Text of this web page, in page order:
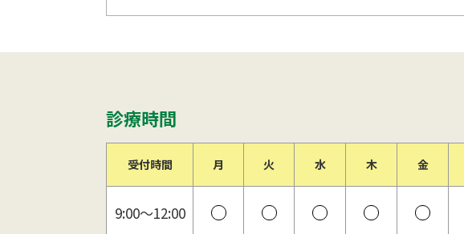
診療時間
受付時間 月 火 水 木 金
9:00〜12:00